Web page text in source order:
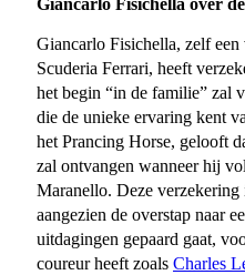
Giancarlo Fisichella over
Giancarlo Fisichella, zelf
Scuderia Ferrari, heeft
het begin “in de familie” zal
die de unieke ervaring kent
het Prancing Horse, gelooft
zal ontvangen wanneer hij
Maranello. Deze
aangezien de overstap naar
uitdagingen gepaard gaat,
coureur heeft zoals Charles